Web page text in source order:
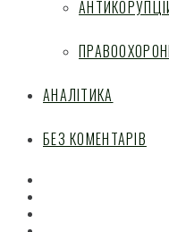
АНАЛІТИКА
БЕЗ КОМЕНТАРІВ